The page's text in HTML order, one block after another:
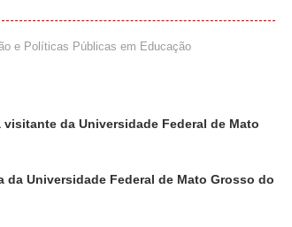
e Políticas Públicas em Educação
da Universidade Federal de Mato
Universidade Federal de Mato Grosso do